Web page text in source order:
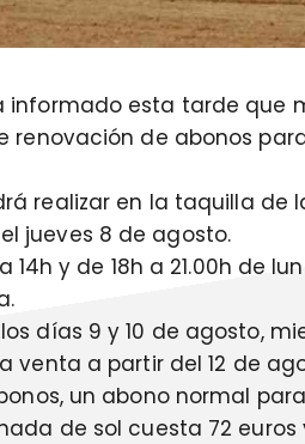
informado esta tarde que
de abonos
realizar en la taquilla de
jueves 8 de agosto.
y de 18h a 21.00h de
días 9 y 10 de agosto,
venta a partir del 12 de
un abono normal
de sol cuesta 72